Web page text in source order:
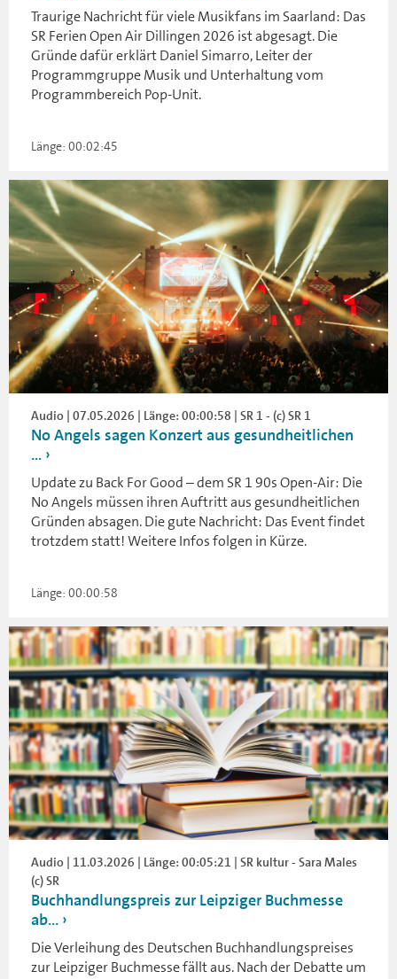
Traurige Nachricht für viele Musikfans im Saarland: Das
SR Ferien Open Air Dillingen 2026 ist abgesagt. Die
Gründe dafür erklärt Daniel Simarro, Leiter der
Programmgruppe Musik und Unterhaltung vom
Programmbereich Pop-Unit.
Länge: 00:02:45
Audio | 07.05.2026 | Länge: 00:00:58 | SR 1 - (c) SR 1
No Angels sagen Konzert aus gesundheitlichen
...
Update zu Back For Good – dem SR 1 90s Open-Air: Die
No Angels müssen ihren Auftritt aus gesundheitlichen
Gründen absagen. Die gute Nachricht: Das Event findet
trotzdem statt! Weitere Infos folgen in Kürze.
Länge: 00:00:58
Audio | 11.03.2026 | Länge: 00:05:21 | SR kultur - Sara Males
(c) SR
Buchhandlungspreis zur Leipziger Buchmesse
ab...
Die Verleihung des Deutschen Buchhandlungspreises
zur Leipziger Buchmesse fällt aus. Nach der Debatte um